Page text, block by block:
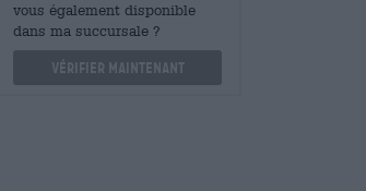
vous également disponible
dans ma succursale ?
Vérifier maintenant